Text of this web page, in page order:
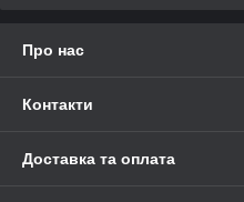
Про нас
Контакти
Доставка та оплата